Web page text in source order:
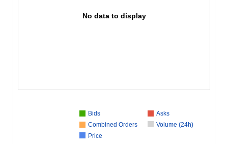
No data to display
Bids
Asks
Combined Orders
Volume (24h)
Price